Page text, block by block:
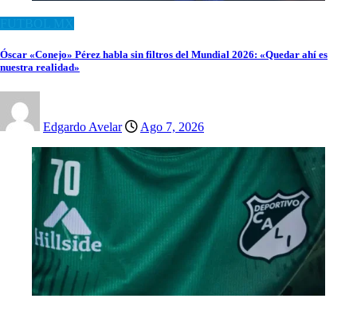
Óscar «Conejo» Pérez habla sin filtros del Mundial 2026: «Quedar ahí es
nuestra realidad»
Edgardo Avelar Ago 7, 2026